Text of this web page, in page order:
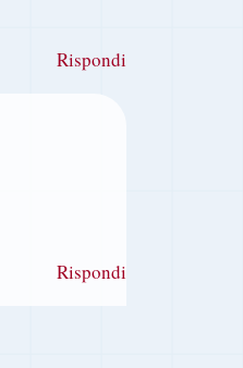
Rispondi
Rispondi